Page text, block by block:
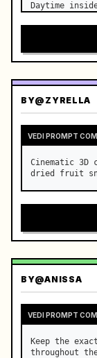
Daytime
BY@ZYRELLA
VEDI PROMPT
Cinematic 3D
dried fruit
BY@ANISSA
VEDI PROMPT
Keep the
throughout